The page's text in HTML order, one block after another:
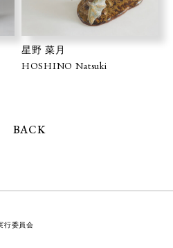
星野 菜月
HOSHINO Natsuki
BACK
行委員会